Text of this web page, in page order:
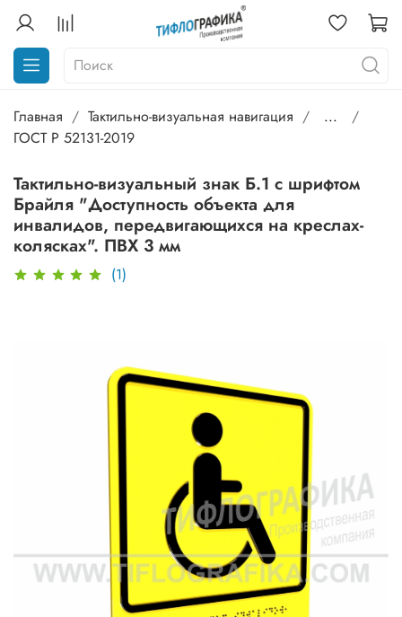
Главная Тактильно-визуальная навигация
...
ГОСТ Р 52131-2019
Тактильно-визуальный знак Б.1 с шрифтом
Брайля "Доступность объекта для
инвалидов, передвигающихся на креслах-
колясках". ПВХ 3 мм
(1)